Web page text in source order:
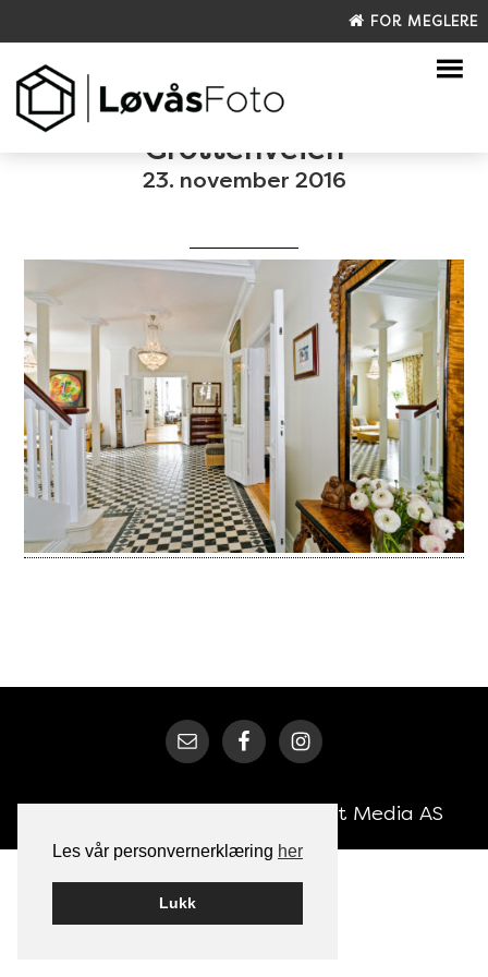
Les vår personvernerklæring her
Lukk
FOR MEGLERE
Grottenveien
23. november 2016
Smart Media AS